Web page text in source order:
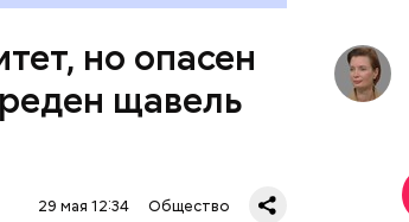
но опасен
щавель
29 мая 12:34 Общество